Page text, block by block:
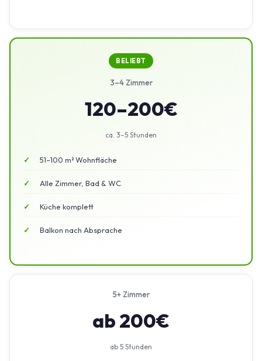
BELIEBT
3–4 Zimmer
120–200€
ca. 3–5 Stunden
51–100 m² Wohnfläche
Alle Zimmer, Bad & WC
Küche komplett
Balkon nach Absprache
5+ Zimmer
ab 200€
ab 5 Stunden